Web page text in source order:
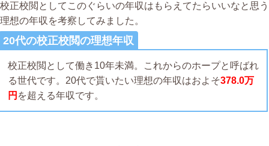
校正校閲としてこのぐらいの年収はもらえてたらいいなと思う
理想の年収を考察してみました。
20代の校正校閲の理想年収
校正校閲として働き10年未満。これからのホープと呼ばれ
る世代です。20代で貰いたい理想の年収はおよそ378.0万
円 を超える年収です。